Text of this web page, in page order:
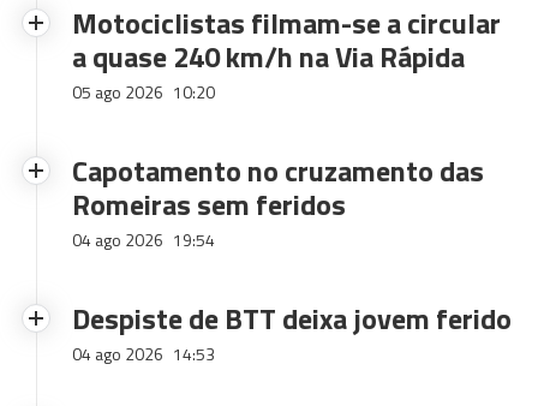
Motociclistas filmam-se a circular
a quase 240 km/h na Via Rápida
05 ago 2026 10:20
Capotamento no cruzamento das
Romeiras sem feridos
04 ago 2026 19:54
Despiste de BTT deixa jovem ferido
04 ago 2026 14:53